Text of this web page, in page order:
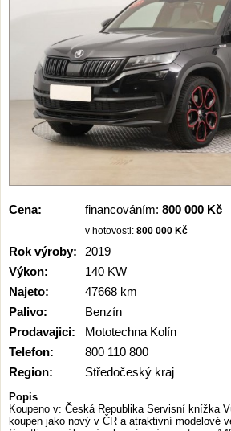
Cena: financováním: 800 000 Kč
v hotovosti: 800 000 Kč
Rok výroby:
2019
Výkon:
140 KW
Najeto:
47668 km
Palivo:
Benzín
Prodavajici:
Mototechna Kolín
Telefon:
800 110 800
Region:
Středočeský kraj
Popis
Koupeno v: Česká Republika Servisní knížka
koupen jako nový v ČR a atraktivní modelové